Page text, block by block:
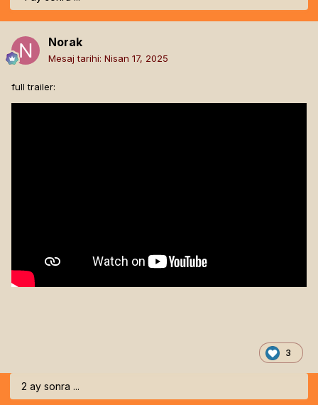
Norak
Mesaj tarihi: Nisan 17, 2025
full trailer:
3
2 ay sonra ...